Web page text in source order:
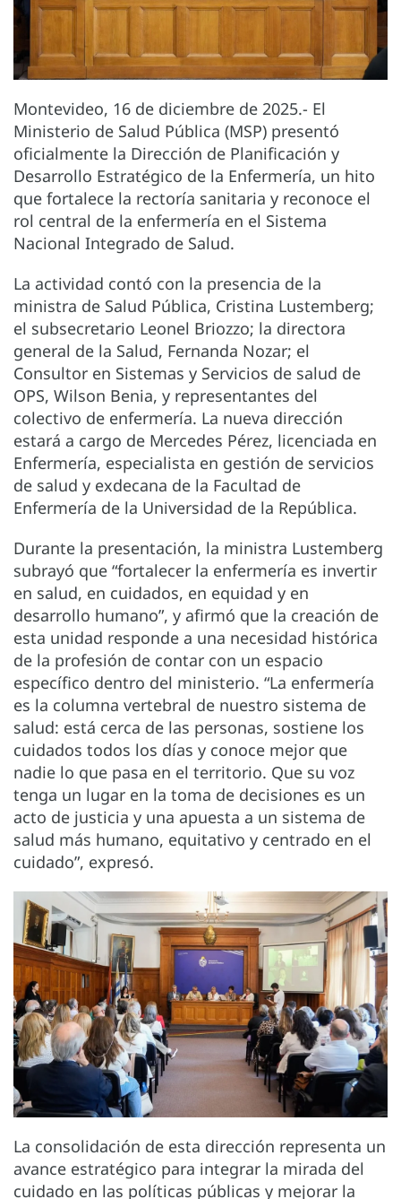
Montevideo, 16 de diciembre de 2025.- El
Ministerio de Salud Pública (MSP) presentó
oficialmente la Dirección de Planificación y
Desarrollo Estratégico de la Enfermería, un hito
que fortalece la rectoría sanitaria y reconoce el
rol central de la enfermería en el Sistema
Nacional Integrado de Salud.
La actividad contó con la presencia de la
ministra de Salud Pública, Cristina Lustemberg;
el subsecretario Leonel Briozzo; la directora
general de la Salud, Fernanda Nozar; el
Consultor en Sistemas y Servicios de salud de
OPS, Wilson Benia, y representantes del
colectivo de enfermería. La nueva dirección
estará a cargo de Mercedes Pérez, licenciada en
Enfermería, especialista en gestión de servicios
de salud y exdecana de la Facultad de
Enfermería de la Universidad de la República.
Durante la presentación, la ministra Lustemberg
subrayó que “fortalecer la enfermería es invertir
en salud, en cuidados, en equidad y en
desarrollo humano”, y afirmó que la creación de
esta unidad responde a una necesidad histórica
de la profesión de contar con un espacio
específico dentro del ministerio. “La enfermería
es la columna vertebral de nuestro sistema de
salud: está cerca de las personas, sostiene los
cuidados todos los días y conoce mejor que
nadie lo que pasa en el territorio. Que su voz
tenga un lugar en la toma de decisiones es un
acto de justicia y una apuesta a un sistema de
salud más humano, equitativo y centrado en el
cuidado”, expresó.
La consolidación de esta dirección representa un
avance estratégico para integrar la mirada del
cuidado en las políticas públicas y mejorar la